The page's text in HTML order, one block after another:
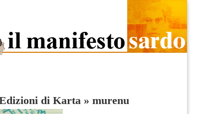
di Karta » murenu